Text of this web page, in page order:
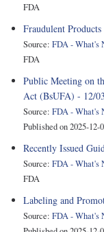
FDA
Fraudulent Products
Source: FDA - What's
FDA
Public Meeting on
Act (BsUFA) - 12/
Source: FDA - What's
Published on 2025-12-
Recently Issued
Source: FDA - What's
FDA
Labeling and
Source: FDA - What's